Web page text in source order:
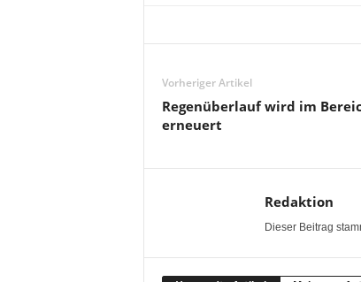
Vorheriger Artikel
Regenüberlauf wird im
erneuert
Redaktion
Dieser Beitrag